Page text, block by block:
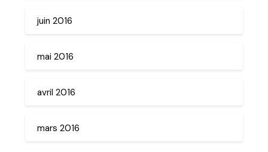
juin 2016
mai 2016
avril 2016
mars 2016